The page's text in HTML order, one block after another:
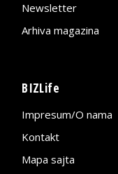
Newsletter
Arhiva magazina
BIZLife
Impresum/O nama
Kontakt
Mapa sajta